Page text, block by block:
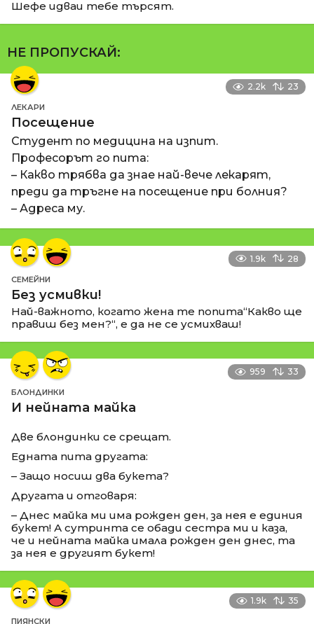
Шефе идваи тебе търсят.
НЕ ПРОПУСКАЙ:
2.2k 23
ЛЕКАРИ
Посещение
Студент по медицина на изпит.
Професорът го пита:
– Какво трябва да знае най-вече лекарят,
преди да тръгне на посещение при болния?
– Адреса му.
1.9k 28
СЕМЕЙНИ
Без усмивки!
Най-важното, когато жена те попита“Какво ще
правиш без мен?“, е да не се усмихваш!
959 33
БЛОНДИНКИ
И нейната майка
Две блондинки се срещат.
Едната пита другата:
– Защо носиш два букета?
Другата и отговаря:
– Днес майка ми има рожден ден, за нея е единия
букет! А сутринта се обади сестра ми и каза,
че и нейната майка имала рожден ден днес, та
за нея е другият букет!
1.9k 35
ПИЯНСКИ